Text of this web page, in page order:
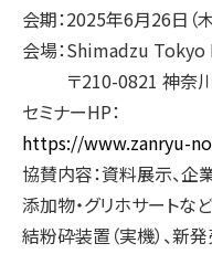
会期：2025年6月26日（木
会場：Shimadzu
〒210-0821 神奈川
セミナーHP：
https://www.zanryu-
協賛内容：資料展示、企業
添加物・グリホサートな
結粉砕装置（実機）、新